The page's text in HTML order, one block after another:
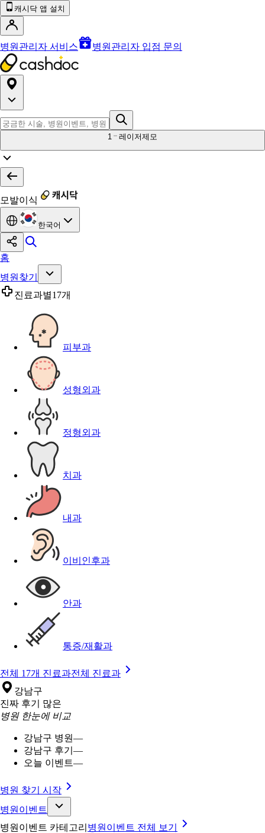
캐시닥 앱 설치
병원관리자 서비스 병원관리자 입점 문의
1 레이저제모
모발이식
한국어
홈
병원찾기
진료과별17개
피부과
성형외과
정형외과
치과
내과
이비인후과
안과
통증/재활과
전체 17개 진료과전체 진료과
강남구
진짜 후기 많은
병원 한눈에 비교
강남구 병원—
강남구 후기 —
오늘 이벤트—
병원 찾기 시작
병원이벤트
병원이벤트 카테고리 병원이벤트 전체 보기